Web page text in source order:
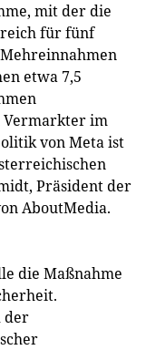
mit der die
für fünf
etwa 7,5
Vermarkter im
von Meta ist
Präsident der
AboutMedia.
die Maßnahme
der